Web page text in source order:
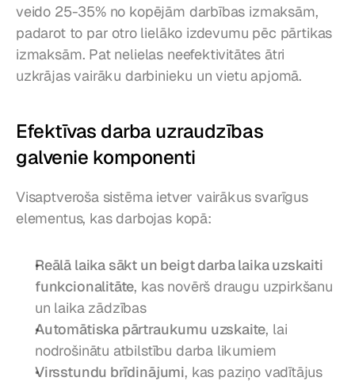
veido 25-35% no kopējām darbības izmaksām,
padarot to par otro lielāko izdevumu pēc pārtikas
izmaksām. Pat nelielas neefektivitātes ātri
uzkrājas vairāku darbinieku un vietu apjomā.
Efektīvas darba uzraudzības
galvenie komponenti
Visaptveroša sistēma ietver vairākus svarīgus
elementus, kas darbojas kopā:
Reālā laika sākt un beigt darba laika uzskaiti
funkcionalitāte, kas novērš draugu uzpirkšanu
un laika zādzības
Automātiska pārtraukumu uzskaite, lai
nodrošinātu atbilstību darba likumiem
Virsstundu brīdinājumi, kas paziņo vadītājus